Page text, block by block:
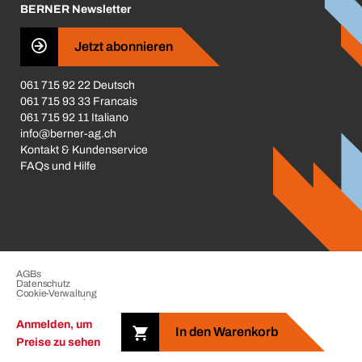
Anmelden, um
Preise zu sehen
In den Warenkorb
Business Conduct
BERNER Newsletter
Jetzt abonnieren
061 715 92 22 Deutsch
061 715 93 33 Francais
061 715 92 11 Italiano
info@berner-ag.ch
Kontakt & Kundenservice
FAQs und Hilfe
Copyright © 2026 der BERNER Gruppe. Alle Rechte vorbehalten.
AGBs
Datenschutz
Cookie-Verwaltung
Beschwerdeverfahren